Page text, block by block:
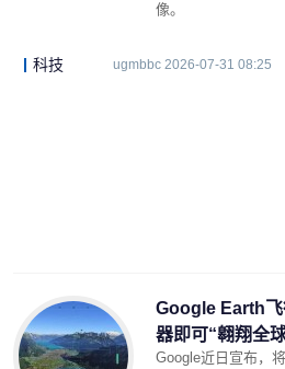
像。
科技 ugmbbc 2026-07-31 08:25
Google Earth飞
器即可“翱翔全
Google近日宣布，